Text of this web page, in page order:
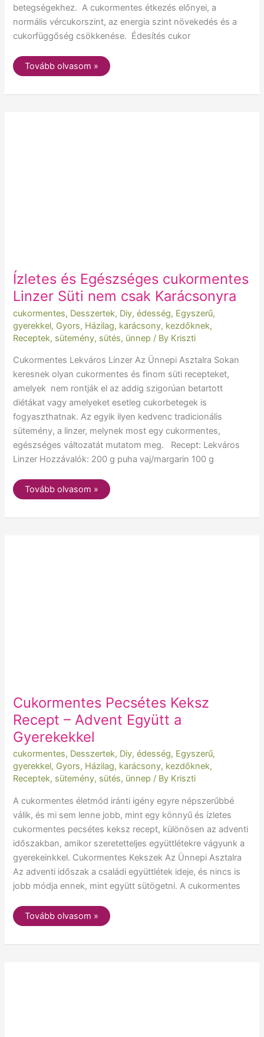
betegségekhez. A cukormentes étkezés előnyei, a
normális vércukorszint, az energia szint növekedés és a
cukorfüggőség csökkenése. Édesítés cukor
Tovább olvasom »
Ízletes és Egészséges cukormentes
Linzer Süti nem csak Karácsonyra
cukormentes, Desszertek, Diy,édesség, Egyszerű,
gyerekkel, Gyors, Házilag, karácsony, kezdőknek,
Receptek, sütemény, sütés, ünnep / By Kriszti
Cukormentes Lekváros Linzer Az Ünnepi Asztalra Sokan
keresnek olyan cukormentes és finom süti recepteket,
amelyek nem rontják el az addig szigorúan betartott
diétákat vagy amelyeket esetleg cukorbetegek is
fogyaszthatnak. Az egyik ilyen kedvenc tradicionális
sütemény, a linzer, melynek most egy cukormentes,
egészséges változatát mutatom meg. Recept: Lekváros
Linzer Hozzávalók: 200 g puha vaj/margarin 100 g
Tovább olvasom »
Cukormentes Pecsétes Keksz
Recept – Advent Együtt a
Gyerekekkel
cukormentes, Desszertek, Diy,édesség, Egyszerű,
gyerekkel, Gyors, Házilag, karácsony, kezdőknek,
Receptek, sütemény, sütés, ünnep / By Kriszti
A cukormentes életmód iránti igény egyre népszerűbbé
válik, és mi sem lenne jobb, mint egy könnyű és ízletes
cukormentes pecsétes keksz recept, különösen az adventi
időszakban, amikor szeretetteljes együttlétekre vágyunk a
gyerekeinkkel. Cukormentes Kekszek Az Ünnepi Asztalra
Az adventi időszak a családi együttlétek ideje, és nincs is
jobb módja ennek, mint együtt sütögetni. A cukormentes
Tovább olvasom »